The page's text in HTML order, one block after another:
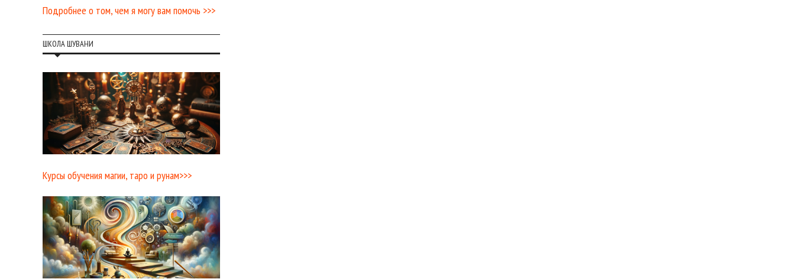
Подробнее о том, чем я могу вам помочь >>>
ШКОЛА ШУВАНИ
Курсы обучения магии, таро и рунам>>>